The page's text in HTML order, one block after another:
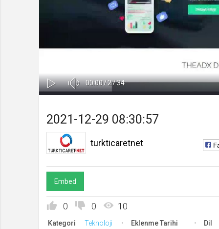
Oynat
Ses
KapaSüre
00:00/Toplam
27:34
2021-12-29 08:30:57
turkticaretnet
Embed
0 0 10
Kategori Teknoloji Eklenme Tarihi Dil